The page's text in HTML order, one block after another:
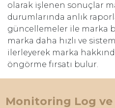
olarak işlenen sonuçlar
durumlarında anlık
güncellemeler ile marka
marka daha hızlı ve
ilerleyerek marka
öngörme fırsatı bulur.
Monitoring Log ve